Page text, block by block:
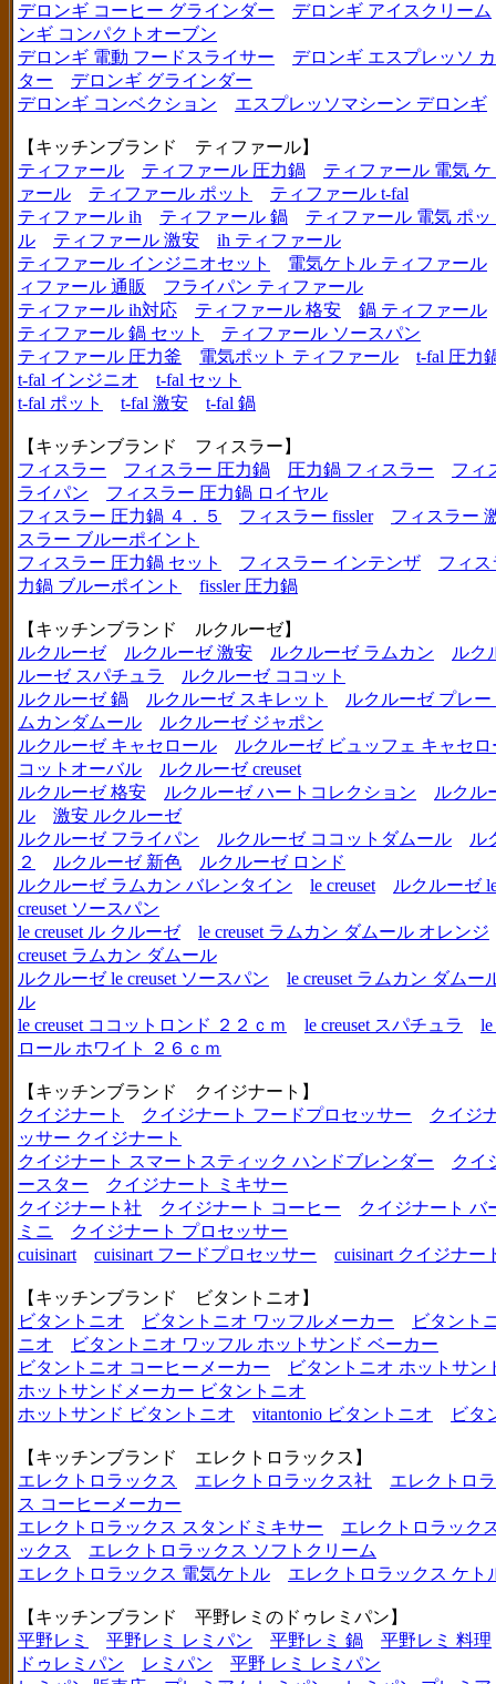
デロンギ コーヒー グラインダー
デロンギ アイスクリーム
ンギ コンパクトオーブン
デロンギ 電動 フードスライサー
デロンギ エスプレッソ
ター
デロンギ グラインダー
デロンギ コンベクション
エスプレッソマシーン デロンギ
【キッチンブランド ティファール】
ティファール
ティファール 圧力鍋
ティファール 電気 ケ
ァール
ティファール ポット
ティファール t-fal
ティファール ih
ティファール 鍋
ティファール 電気 ポッ
ル
ティファール 激安
ih ティファール
ティファール インジニオセット
電気ケトル ティファール
ィファール 通販
フライパン ティファール
ティファール ih対応
ティファール 格安
鍋 ティファール
ティファール 鍋 セット
ティファール ソースパン
ティファール 圧力釜
電気ポット ティファール
t-fal 圧力
t-fal インジニオ
t-fal セット
t-fal ポット
t-fal 激安 t-fal 鍋
【キッチンブランド フィスラー】
フィスラー
フィスラー 圧力鍋 圧力鍋 フィスラー
フィ
ライパン
フィスラー 圧力鍋 ロイヤル
フィスラー 圧力鍋 ４．５
フィスラー fissler
フィスラー
スラー ブルーポイント
フィスラー 圧力鍋 セット
フィスラー インテンザ
フィ
力鍋 ブルーポイント
fissler 圧力鍋
【キッチンブランド ルクルーゼ】
ルクルーゼ
ルクルーゼ 激安 ルクルーゼ ラムカン
ルク
ルーゼ スパチュラ
ルクルーゼ ココット
ルクルーゼ 鍋
ルクルーゼ スキレット
ルクルーゼ プレ
ムカンダムール
ルクルーゼ ジャポン
ルクルーゼ キャセロール
ルクルーゼ ビュッフェ キャセロ
コットオーバル
ルクルーゼ creuset
ルクルーゼ 格安
ルクルーゼ ハートコレクション
ルクル
ル
激安 ルクルーゼ
ルクルーゼ フライパン
ルクルーゼ ココットダムール
ル
２
ルクルーゼ 新色
ルクルーゼ ロンド
ルクルーゼ ラムカン バレンタイン
le creuset
ルクルーゼ
creuset ソースパン
le creuset ル クルーゼ
le creuset ラムカン ダムール オレンジ
creuset ラムカン ダムール
ルクルーゼ le creuset ソースパン
le creuset ラムカン ダム
ル
le creuset ココットロンド ２２ｃｍ
le creuset スパチュラ
le
ロール ホワイト ２６ｃｍ
【キッチンブランド クイジナート】
クイジナート
クイジナート フードプロセッサー
クイジ
ッサー クイジナート
クイジナート スマートスティック ハンドブレンダー
クイ
ースター
クイジナート ミキサー
クイジナート社
クイジナート コーヒー
クイジナート バ
ミニ
クイジナート プロセッサー
cuisinart
cuisinart フードプロセッサー cuisinart クイジナー
【キッチンブランド ビタントニオ】
ビタントニオ
ビタントニオ ワッフルメーカー
ビタント
ニオ
ビタントニオ ワッフル ホットサンド ベーカー
ビタントニオ コーヒーメーカー
ビタントニオ ホットサン
ホットサンドメーカー ビタントニオ
ホットサンド ビタントニオ
vitantonio ビタントニオ ビタ
【キッチンブランド エレクトロラックス】
エレクトロラックス
エレクトロラックス社
エレクトロ
ス コーヒーメーカー
エレクトロラックス スタンドミキサー
エレクトロラック
ックス
エレクトロラックス ソフトクリーム
エレクトロラックス 電気ケトル
エレクトロラックス ケト
【キッチンブランド 平野レミのドゥレミパン】
平野レミ
平野レミ レミパン 平野レミ 鍋
平野レミ 料理
ドゥレミパン
レミパン
平野 レミ レミパン